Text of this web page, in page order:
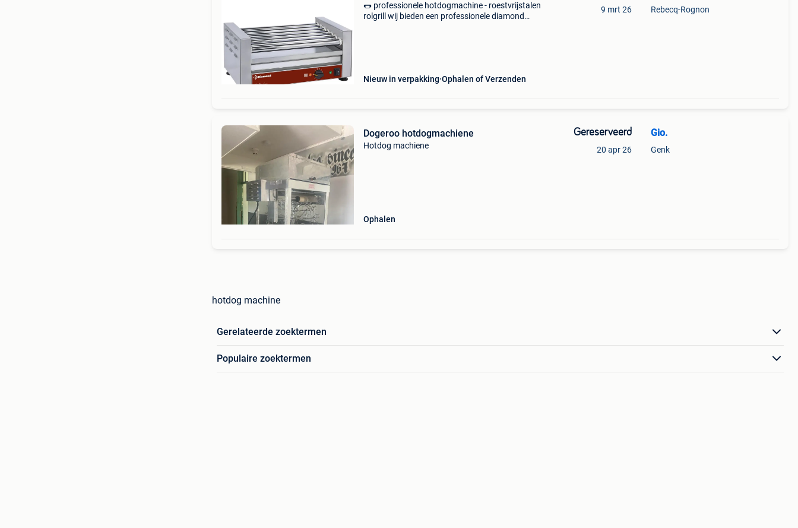
🌭 professionele hotdogmachine - roestvrijstalen
rolgrill wij bieden een professionele diamond
Nieuw in verpakking Ophalen of Verzenden
9 mrt 26 Rebecq-Rognon
Dogeroo hotdogmachiene
Hotdog machiene
Ophalen
Gereserveerd
20 apr 26
Gio.
Genk
hotdog machine
Gerelateerde zoektermen
Populaire zoektermen